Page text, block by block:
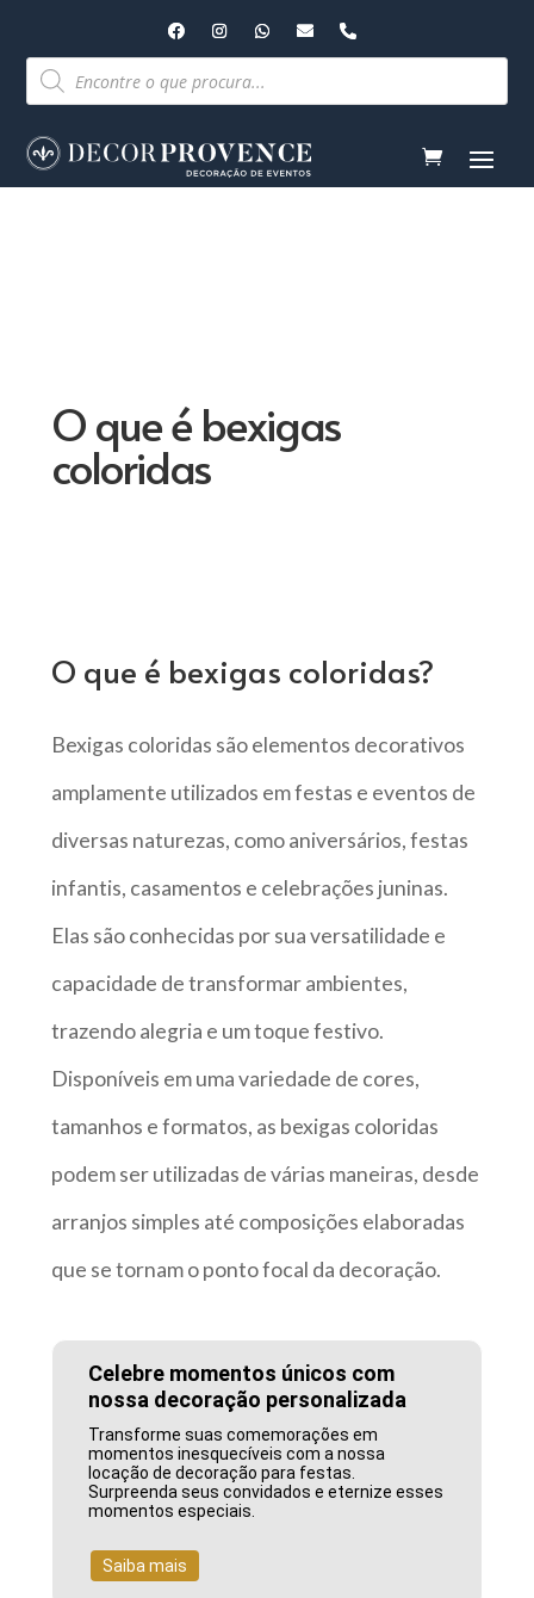
Pesquisar
produtos
O que é bexigas
coloridas
O que é bexigas coloridas?
Bexigas coloridas são elementos decorativos
amplamente utilizados em festas e eventos de
diversas naturezas, como aniversários, festas
infantis, casamentos e celebrações juninas.
Elas são conhecidas por sua versatilidade e
capacidade de transformar ambientes,
trazendo alegria e um toque festivo.
Disponíveis em uma variedade de cores,
tamanhos e formatos, as bexigas coloridas
podem ser utilizadas de várias maneiras, desde
arranjos simples até composições elaboradas
que se tornam o ponto focal da decoração.
Celebre momentos únicos com
nossa decoração personalizada
Transforme suas comemorações em
momentos inesquecíveis com a nossa
locação de decoração para festas.
Surpreenda seus convidados e eternize esses
momentos especiais.
Saiba mais